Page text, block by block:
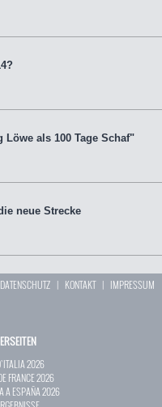
als 100 Tage Schaf"
neue Strecke
DATENSCHUTZ | KONTAKT| IMPRESSUM
2026
FRANCE 2026
A ESPAÑA 2026